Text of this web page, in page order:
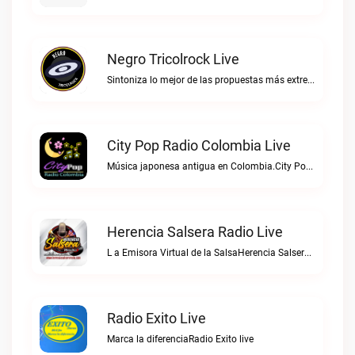
Negro Tricolrock Live
Sintoniza lo mejor de las propuestas más extremas y virtuosas del metal colombianoNegro Tricolrock live
City Pop Radio Colombia Live
Música japonesa antigua en Colombia.City Pop Radio Colombia live
Herencia Salsera Radio Live
L a Emisora Virtual de la SalsaHerencia Salsera Radio live
Radio Exito Live
Marca la diferenciaRadio Exito live